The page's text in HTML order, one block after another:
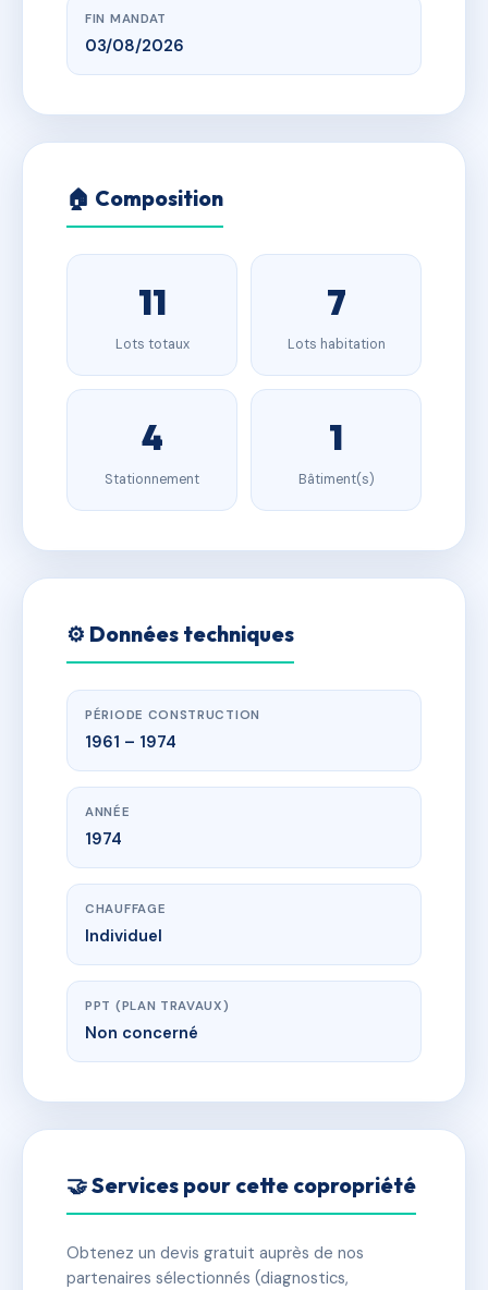
FIN MANDAT
03/08/2026
🏠 Composition
11
Lots totaux
7
Lots habitation
4
Stationnement
1
Bâtiment(s)
⚙️ Données techniques
PÉRIODE CONSTRUCTION
1961 – 1974
ANNÉE
1974
CHAUFFAGE
Individuel
PPT (PLAN TRAVAUX)
Non concerné
🤝 Services pour cette copropriété
Obtenez un devis gratuit auprès de nos
partenaires sélectionnés (diagnostics,